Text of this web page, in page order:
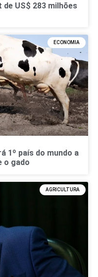
US$ 283 milhões
ECONOMIA
1º país do mundo a
o gado
AGRICULTURA